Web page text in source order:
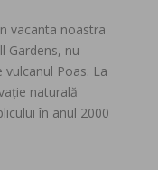
vacanta noastra
Gardens, nu
vulcanul Poas. La
naturală
în anul 2000